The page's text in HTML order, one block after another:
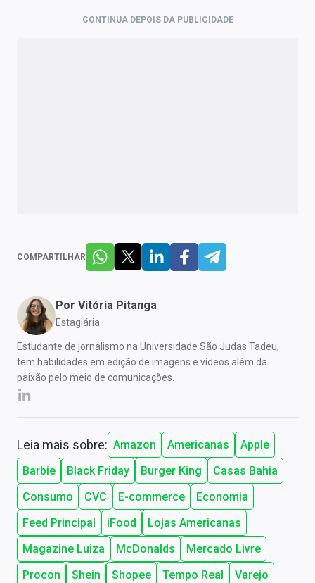
CONTINUA DEPOIS DA PUBLICIDADE
COMPARTILHAR
Por Vitória Pitanga
Estagiária
Estudante de jornalismo na Universidade São Judas Tadeu,
tem habilidades em edição de imagens e vídeos além da
paixão pelo meio de comunicações.
Leia mais sobre: Amazon Americanas
Apple
Barbie
Black Friday Burger King
Casas Bahia
Consumo
CVC E-commerce
Economia
Feed Principal
iFood
Lojas Americanas
Magazine Luiza
McDonalds
Mercado Livre
Procon
Shein Shopee Tempo Real Varejo